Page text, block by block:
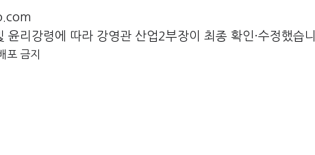
윤리강령에 따라 강영관 산업2부장이 최종 확인·수정했습
포 금지